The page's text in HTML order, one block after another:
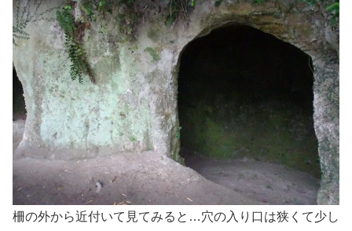
柵の外から近付いて見てみると…穴の入り口は狭くて少し